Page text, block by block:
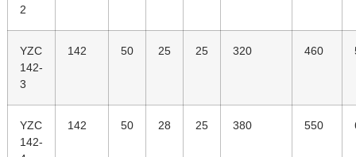
2
YZC
142-
3
142 50 25 25 320 460
YZC
142-
142 50 28 25 380 550